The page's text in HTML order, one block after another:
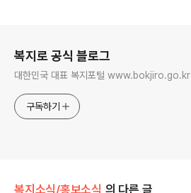
복지로 공식 블로그
대한민국 대표 복지포털 www.bokjiro.go.kr
구독하기
복지소식/홍보소식 의 다른 글